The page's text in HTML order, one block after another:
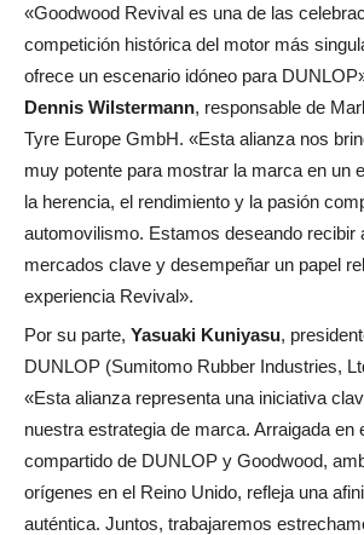
«Goodwood Revival es una de las
competición histórica del motor más
ofrece un escenario idóneo para
Dennis Wilstermann, responsable de
Tyre Europe GmbH. «Esta alianza nos
muy potente para mostrar la marca en un
la herencia, el rendimiento y la pasión
automovilismo. Estamos deseando recibir
mercados clave y desempeñar un papel
experiencia Revival».
Por su parte, Yasuaki Kuniyasu,
DUNLOP (Sumitomo Rubber Industries,
«Esta alianza representa una iniciativa
nuestra estrategia de marca. Arraigada en
compartido de DUNLOP y Goodwood,
orígenes en el Reino Unido, refleja una
auténtica. Juntos, trabajaremos